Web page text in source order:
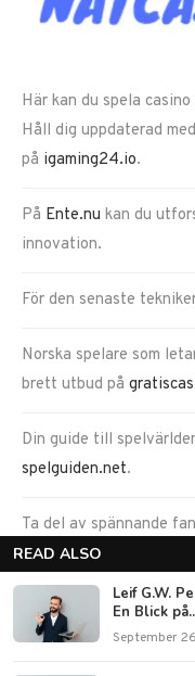
Här kan du spela casino
Håll dig uppdaterad
på igaming24.io.
På Ente.nu kan du
innovation.
För den senaste
Norska spelare som
brett utbud på
Din guide till
spelguiden.net.
Ta del av spännande
goalduel.com
, en plats
READ ALSO
Leif G.W.
En Blick
September